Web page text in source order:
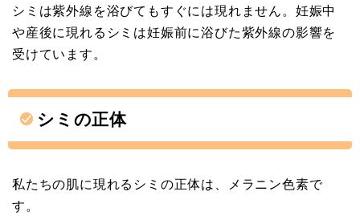
シミは紫外線を浴びてもすぐには現れません。妊娠中
や産後に現れるシミは妊娠前に浴びた紫外線の影響を
受けています。
シミの正体
私たちの肌に現れるシミの正体は、メラニン色素で
す。